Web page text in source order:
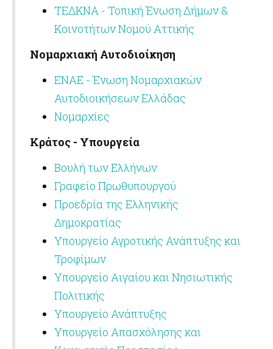
ΤΕΔΚΝΑ - Τοπική Ένωση Δήμων &
Κοινοτήτων Νομού Αττικής
Νομαρχιακή Αυτοδιοίκηση
ΕΝΑΕ - Ένωση Νομαρχιακών
Αυτοδιοικήσεων Ελλάδας
Νομαρχίες
Κράτος - Υπουργεία
Βουλή των Ελλήνων
Γραφείο Πρωθυπουργού
Προεδρία της Ελληνικής
Δημοκρατίας
Υπουργείο Αγροτικής Ανάπτυξης και
Τροφίμων
Υπουργείο Αιγαίου και Νησιωτικής
Πολιτικής
Υπουργείο Ανάπτυξης
Υπουργείο Απασχόλησης και